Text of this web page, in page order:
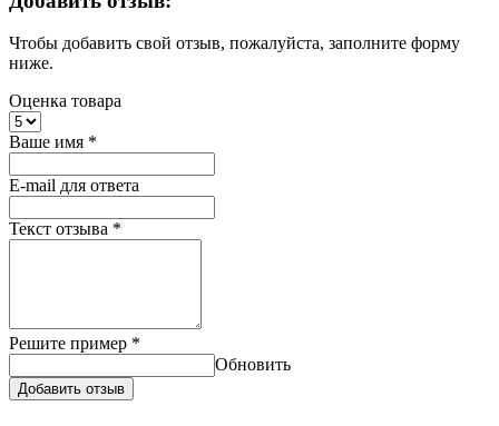
Чтобы добавить свой отзыв, пожалуйста, заполните форму
ниже.
Оценка товара
Ваше имя *
E-mail для ответа
Текст отзыва *
Решите пример *
Обновить
Добавить отзыв